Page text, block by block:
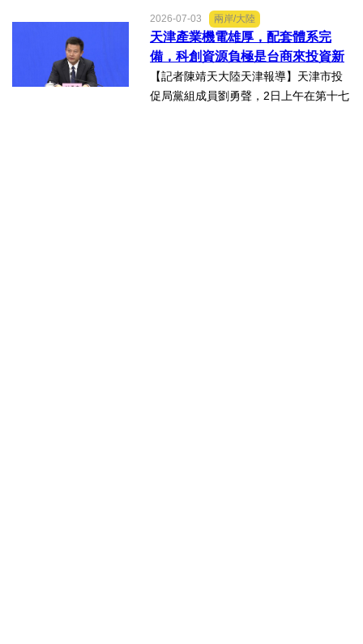
第十七屆津台投資合作洽談會新聞發佈
會上，針對吸引臺商臺企來津發展人工
智能產業方面具備優勢表示，高新區作
為國家自主創新示範區，也...
2026-07-03 兩岸/大陸
天津產業機電雄厚，配套體系完
備，科創資源負極是台商來投資新
業的理想沃土
【記者陳靖天大陸天津報導】天津市投
促局黨組成員劉勇聲，2日上午在第十七